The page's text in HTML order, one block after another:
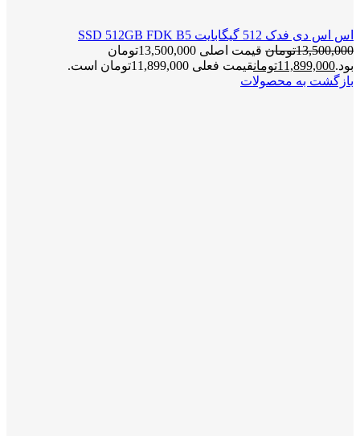
اس اس دی فدک 512 گیگابایت SSD 512GB FDK B5
13,500,000تومان
قیمت اصلی 13,500,000تومان
بود.11,899,000تومانقیمت فعلی 11,899,000تومان است.
بازگشت به محصولات